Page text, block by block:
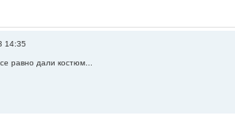
14:35
равно дали костюм...